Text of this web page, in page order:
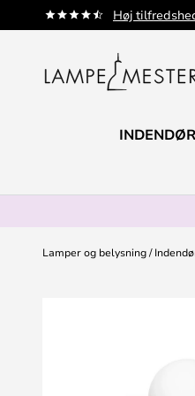
Høj
Skip
to
Lamper og belysning